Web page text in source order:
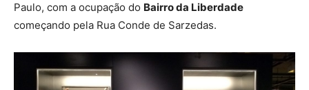
Paulo, com a ocupação do Bairro da Liberdade
começando pela Rua Conde de Sarzedas.